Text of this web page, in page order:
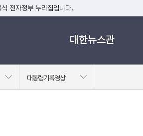
전자정부 누리집입니다.
리집은 대한민국 정부기관이 관리하는 누리집입니
대한뉴스관
대통령기록영상